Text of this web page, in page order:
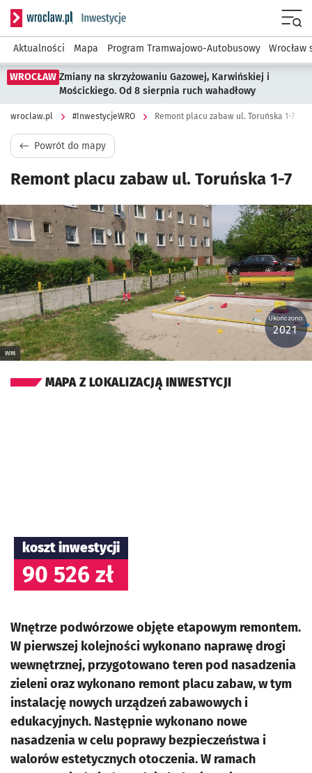
Serwis informacyjny wroclaw.pl podserwis:
Aktualności Mapa Program Tramwajowo-Autobusowy Wrocław
WROCŁAW Zmiany na skrzyżowaniu Gazowej, Karwińskiej i
Mościckiego. Od 8 sierpnia ruch wahadłowy
wroclaw.pl #InwestycjeWRO Remont placu zabaw ul. Toruńska 1-7
Powrót do mapy
Remont placu zabaw ul. Toruńska 1-7
Kliknij, aby powiększyć
WM
Ukończono:
2021
MAPA Z LOKALIZACJĄ INWESTYCJI
koszt inwestycji
90 526 zł
Wnętrze podwórzowe objęte etapowym remontem.
W pierwszej kolejności wykonano naprawę drogi
wewnętrznej, przygotowano teren pod nasadzenia
zieleni oraz wykonano remont placu zabaw, w tym
instalację nowych urządzeń zabawowych i
edukacyjnych. Następnie wykonano nowe
nasadzenia w celu poprawy bezpieczeństwa i
walorów estetycznych otoczenia. W ramach